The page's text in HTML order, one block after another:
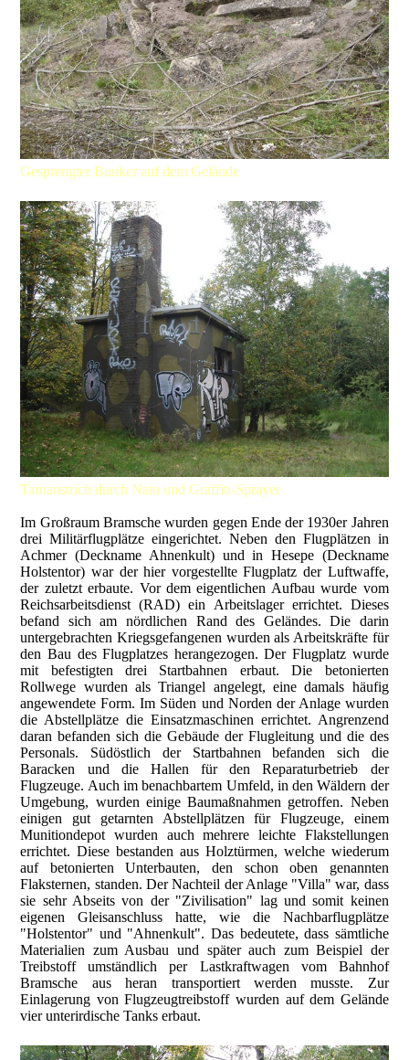
Gesprengter Bunker auf dem Gelände
Tarnanstrich durch Nato und Graffiti-Sprayer
Im Großraum Bramsche wurden gegen Ende der 1930er Jahren
drei Militärflugplätze eingerichtet. Neben den Flugplätzen in
Achmer (Deckname Ahnenkult) und in Hesepe (Deckname
Holstentor) war der hier vorgestellte Flugplatz der Luftwaffe,
der zuletzt erbaute. Vor dem eigentlichen Aufbau wurde vom
Reichsarbeitsdienst (RAD) ein Arbeitslager errichtet. Dieses
befand sich am nördlichen Rand des Geländes. Die darin
untergebrachten Kriegsgefangenen wurden als Arbeitskräfte für
den Bau des Flugplatzes herangezogen. Der Flugplatz wurde
mit befestigten drei Startbahnen erbaut. Die betonierten
Rollwege wurden als Triangel angelegt, eine damals häufig
angewendete Form. Im Süden und Norden der Anlage wurden
die Abstellplätze die Einsatzmaschinen errichtet. Angrenzend
daran befanden sich die Gebäude der Flugleitung und die des
Personals. Südöstlich der Startbahnen befanden sich die
Baracken und die Hallen für den Reparaturbetrieb der
Flugzeuge. Auch im benachbartem Umfeld, in den Wäldern der
Umgebung, wurden einige Baumaßnahmen getroffen. Neben
einigen gut getarnten Abstellplätzen für Flugzeuge, einem
Munitiondepot wurden auch mehrere leichte Flakstellungen
errichtet. Diese bestanden aus Holztürmen, welche wiederum
auf betonierten Unterbauten, den schon oben genannten
Flaksternen, standen. Der Nachteil der Anlage "Villa" war, dass
sie sehr Abseits von der "Zivilisation" lag und somit keinen
eigenen Gleisanschluss hatte, wie die Nachbarflugplätze
"Holstentor" und "Ahnenkult". Das bedeutete, dass sämtliche
Materialien zum Ausbau und später auch zum Beispiel der
Treibstoff umständlich per Lastkraftwagen vom Bahnhof
Bramsche aus heran transportiert werden musste. Zur
Einlagerung von Flugzeugtreibstoff wurden auf dem Gelände
vier unterirdische Tanks erbaut.